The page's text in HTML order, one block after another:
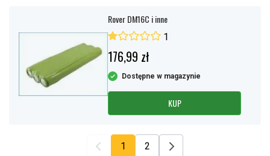
Rover DM16C i inne
1
176,99 zł
Dostępne w magazynie
KUP
1 2